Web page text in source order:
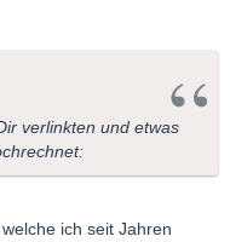
verlinkten und etwas
ich seit Jahren